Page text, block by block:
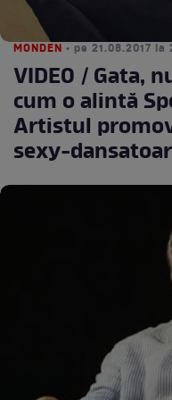
MONDEN • pe 21.08.2017 la
VIDEO / Gata,
cum o alintă
Artistul
sexy-